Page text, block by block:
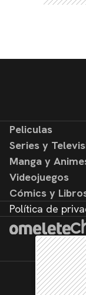
Peliculas
Reseñas
Series y
Noticias
Reseñas
Manga y
Noticias
Reseñas
Videojuegos
Noticias
Reseñas
Cómics y
Noticias
Reseñas
Política de
©2026.